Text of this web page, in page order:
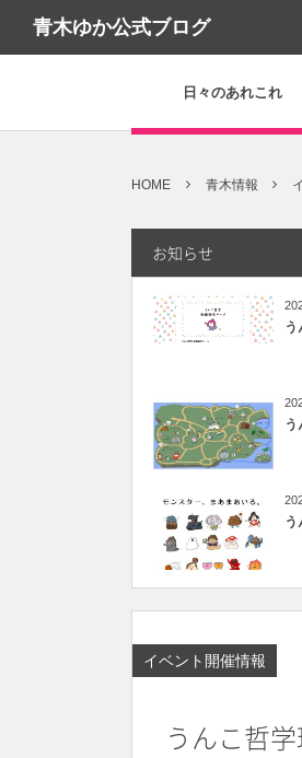
青木ゆか公式ブログ
日々のあれこれ
HOME 青木情報
お知らせ
う
う
う
イベント開催情報
うんこ哲